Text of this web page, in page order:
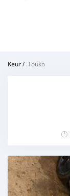
Keur/.Touko